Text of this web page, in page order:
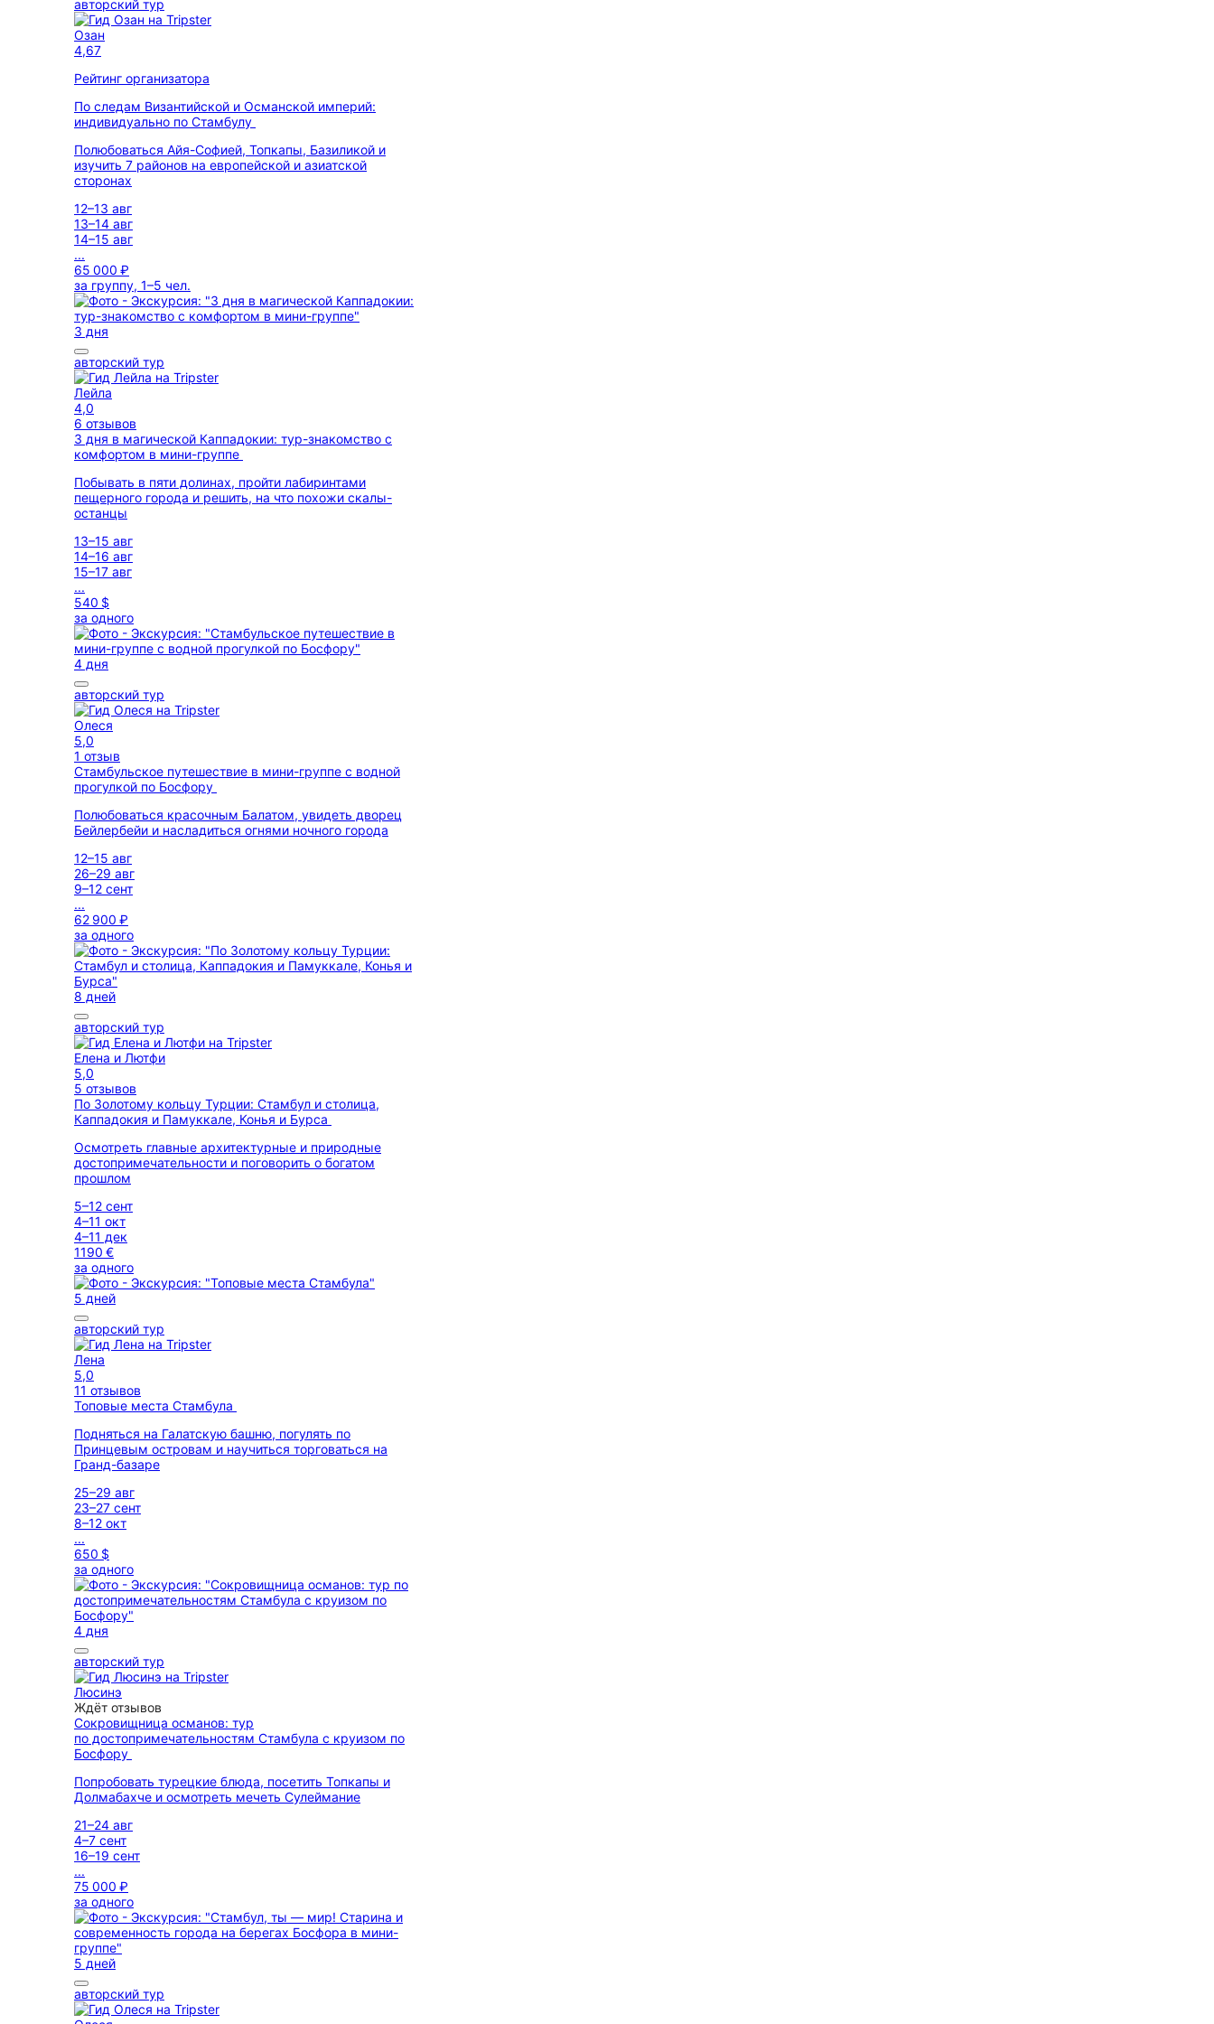
авторский тур
Озан
4,67
Рейтинг организатора
По следам Византийской и Османской империй:
индивидуально по Стамбулу
Полюбоваться Айя-Софией, Топкапы, Базиликой и
изучить 7 районов на европейской и азиатской
сторонах
12–13 авг
13–14 авг
14–15 авг
...
65 000 ₽
за группу, 1–5 чел.
3 дня
авторский тур
Лейла
4,0
6 отзывов
3 дня в магической Каппадокии: тур-знакомство с
комфортом в мини-группе
Побывать в пяти долинах, пройти лабиринтами
пещерного города и решить, на что похожи скалы-
останцы
13–15 авг
14–16 авг
15–17 авг
...
540 $
за одного
4 дня
авторский тур
Олеся
5,0
1 отзыв
Стамбульское путешествие в мини-группе с водной
прогулкой по Босфору
Полюбоваться красочным Балатом, увидеть дворец
Бейлербейи и насладиться огнями ночного города
12–15 авг
26–29 авг
9–12 сент
...
62 900 ₽
за одного
8 дней
авторский тур
Елена и Лютфи
5,0
5 отзывов
По Золотому кольцу Турции: Стамбул и столица,
Каппадокия и Памуккале, Конья и Бурса
Осмотреть главные архитектурные и природные
достопримечательности и поговорить о богатом
прошлом
5–12 сент
4–11 окт
4–11 дек
1190 €
за одного
5 дней
авторский тур
Лена
5,0
11 отзывов
Топовые места Стамбула
Подняться на Галатскую башню, погулять по
Принцевым островам и научиться торговаться на
Гранд-базаре
25–29 авг
23–27 сент
8–12 окт
...
650 $
за одного
4 дня
авторский тур
Люсинэ
Ждёт отзывов
Сокровищница османов: тур
по достопримечательностям Стамбула с круизом по
Босфору
Попробовать турецкие блюда, посетить Топкапы и
Долмабахче и осмотреть мечеть Сулеймание
21–24 авг
4–7 сент
16–19 сент
...
75 000 ₽
за одного
5 дней
авторский тур